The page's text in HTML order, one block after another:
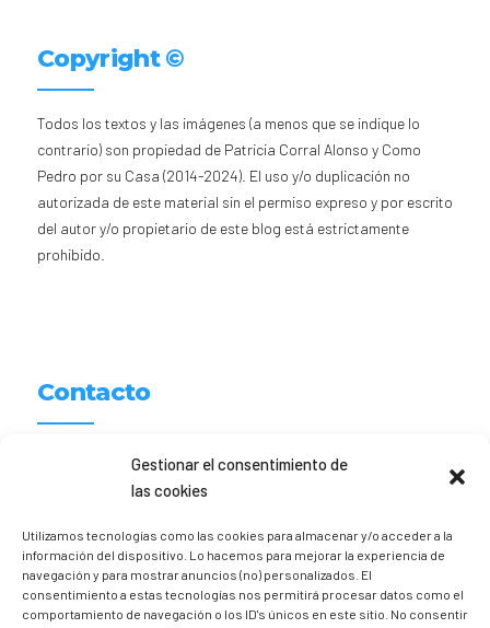
Gestionar el consentimiento de
las cookies
Utilizamos tecnologías como las cookies para almacenar y/o acceder a la
información del dispositivo. Lo hacemos para mejorar la experiencia de
navegación y para mostrar anuncios (no) personalizados. El
consentimiento a estas tecnologías nos permitirá procesar datos como el
comportamiento de navegación o los ID's únicos en este sitio. No consentir
Copyright ©
Todos los textos y las imágenes (a menos que se indique lo
contrario) son propiedad de Patricia Corral Alonso y Como
Pedro por su Casa (2014-2024). El uso y/o duplicación no
autorizada de este material sin el permiso expreso y por escrito
del autor y/o propietario de este blog está estrictamente
prohibido.
Contacto
Patricia Corral
hola [@] comopedroporsucasa.com
611 156 674
Instagram@trizia_comopedroporsucasa